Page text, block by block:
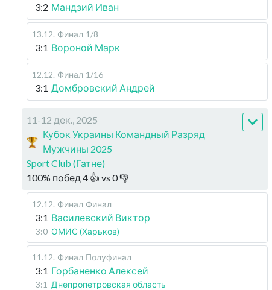
3:2 Мандзий Иван
13.12. Финал 1/8
3:1 Вороной Марк
12.12. Финал 1/16
3:1 Домбровский Андрей
11-12 дек., 2025
Кубок Украины Командный Разряд
Мужчины 2025
Sport Club (Гатне)
100% побед 4 👍 vs 0👎
12.12. Финал Финал
3:1 Василевский Виктор
3:0 ОМИС (Харьков)
11.12. Финал Полуфинал
3:1 Горбаненко Алексей
3:1 Днепропетровская область